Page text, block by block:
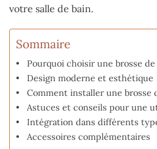
votre salle de bain.
Sommaire
Pourquoi choisir une brosse
Design moderne et esthétique
Comment installer une brosse
Astuces et conseils pour une
Intégration dans différents
Accessoires complémentaires